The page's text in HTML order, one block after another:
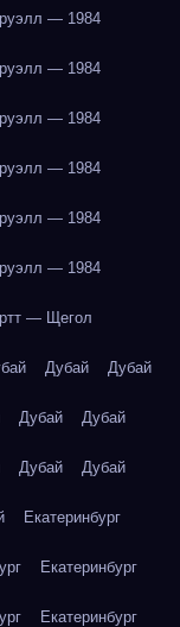
— 1984
— 1984
— 1984
— 1984
— 1984
— 1984
— Щегол
Дубай Дубай
Дубай Дубай
Дубай Дубай
Екатеринбург
Екатеринбург
Екатеринбург